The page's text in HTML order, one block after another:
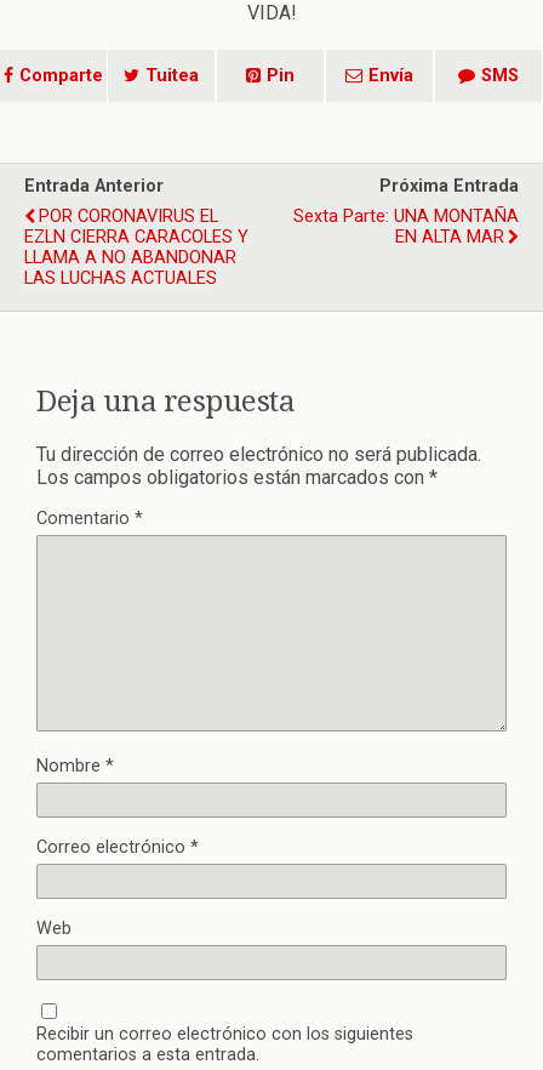
VIDA!
Comparte Tuitea Pin Envía SMS
Entrada Anterior
POR CORONAVIRUS EL
EZLN CIERRA CARACOLES Y
LLAMA A NO ABANDONAR
LAS LUCHAS ACTUALES
Próxima Entrada
Sexta Parte: UNA MONTAÑA
EN ALTA MAR
Deja una respuesta
Tu dirección de correo electrónico no será publicada.
Los campos obligatorios están marcados con *
Comentario *
Nombre *
Correo electrónico *
Web
Recibir un correo electrónico con los siguientes
comentarios a esta entrada.